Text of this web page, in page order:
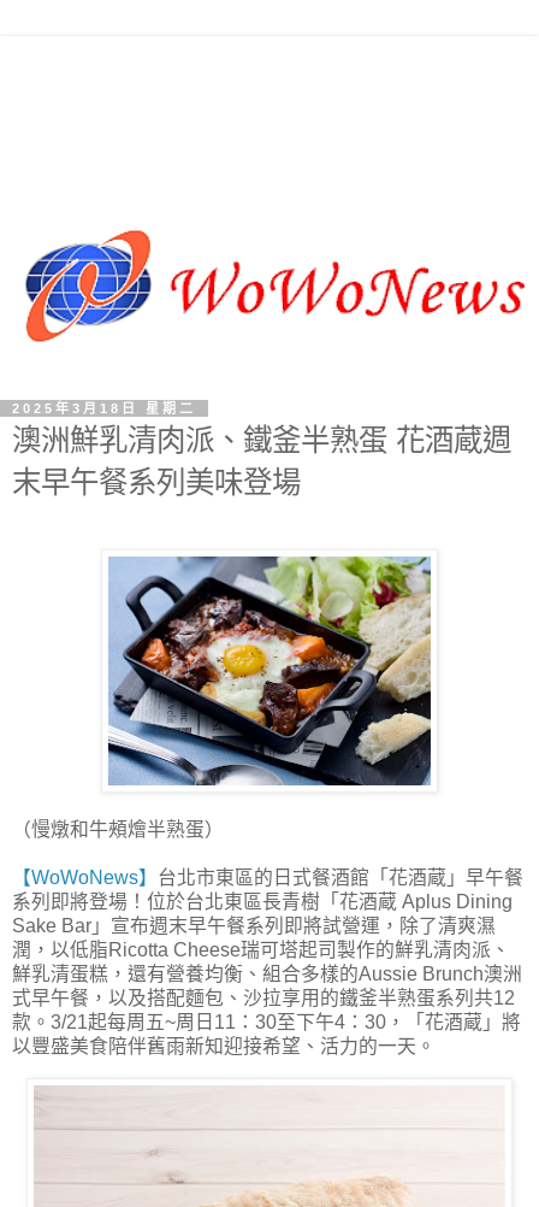
2025年3月18日 星期二
澳洲鮮乳清肉派、鐵釜半熟蛋 花酒蔵週
末早午餐系列美味登場
（慢燉和牛頰燴半熟蛋）
【WoWoNews】 台北市東區的日式餐酒館「花酒蔵」早午餐
系列即將登場！位於台北東區長青樹「花酒蔵 Aplus Dining
Sake Bar」宣布週末早午餐系列即將試營運，除了清爽濕
潤，以低脂Ricotta Cheese瑞可塔起司製作的鮮乳清肉派、
鮮乳清蛋糕，還有營養均衡、組合多樣的Aussie Brunch澳洲
式早午餐，以及搭配麵包、沙拉享用的鐵釜半熟蛋系列共12
款。3/21起每周五~周日11：30至下午4：30，「花酒蔵」將
以豐盛美食陪伴舊雨新知迎接希望、活力的一天。